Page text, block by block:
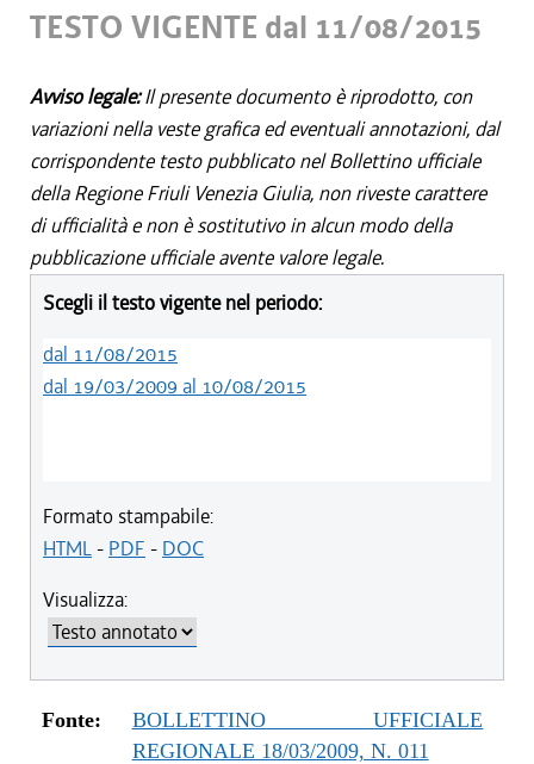
TESTO VIGENTE dal 11/08/2015
Avviso legale:Il presente documento è riprodotto, con
variazioni nella veste grafica ed eventuali annotazioni, dal
corrispondente testo pubblicato nel Bollettino ufficiale
della Regione Friuli Venezia Giulia, non riveste carattere
di ufficialità e non è sostitutivo in alcun modo della
pubblicazione ufficiale avente valore legale.
Scegli il testo vigente nel periodo:
dal 11/08/2015
dal 19/03/2009 al 10/08/2015
Formato stampabile:
HTML- PDF - DOC
Visualizza:
Fonte:
BOLLETTINO UFFICIALE
REGIONALE 18/03/2009, N. 011